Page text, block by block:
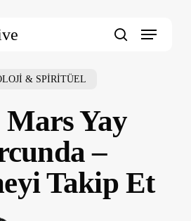
Menu
& SPİRİTÜEL
Mars Yay
–
Takip Et